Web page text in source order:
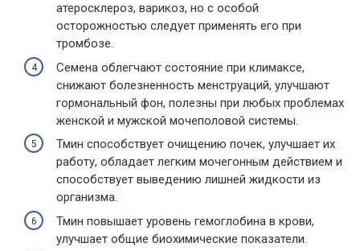
атеросклероз, варикоз, но с особой
осторожностью следует применять его при
тромбозе.
Семена облегчают состояние при климаксе,
снижают болезненность менструаций, улучшают
гормональный фон, полезны при любых проблемах
женской и мужской мочеполовой системы.
Тмин способствует очищению почек, улучшает их
работу, обладает легким мочегонным действием и
способствует выведению лишней жидкости из
организма.
Тмин повышает уровень гемоглобина в крови,
улучшает общие биохимические показатели.